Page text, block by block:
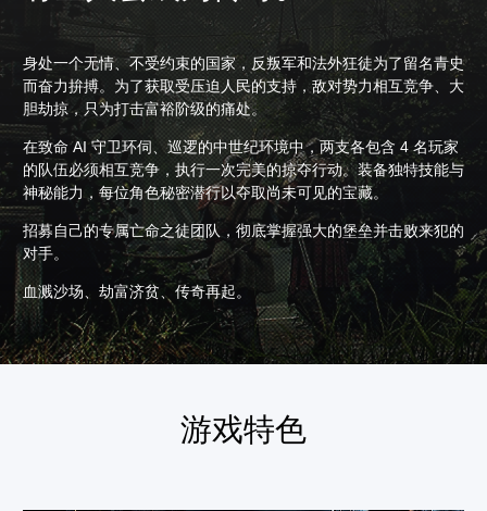
身处一个无情、不受约束的国家，反叛军和法外狂徒为了留名青史
而奋力拚搏。为了获取受压迫人民的支持，敌对势力相互竞争、大
胆劫掠，只为打击富裕阶级的痛处。
在致命 AI 守卫环伺、巡逻的中世纪环境中，两支各包含 4 名玩家
的队伍必须相互竞争，执行一次完美的掠夺行动。装备独特技能与
神秘能力，每位角色秘密潜行以夺取尚未可见的宝藏。
招募自己的专属亡命之徒团队，彻底掌握强大的堡垒并击败来犯的
对手。
血溅沙场、劫富济贫、传奇再起。
游戏特色